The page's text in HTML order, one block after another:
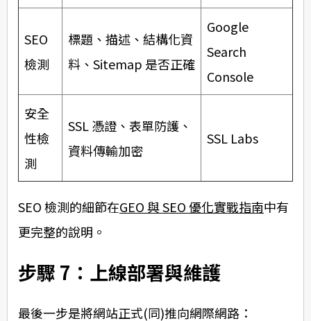
SEO
檢測
標題、描述、結構化資
料、Sitemap 是否正確
Google
Search
Console
安全
性檢
測
SSL 憑證、表單防護、
資料傳輸加密
SSL Labs
SEO 檢測的細節在GEO 與 SEO 優化實戰指南中有
更完整的說明。
步驟 7：上線部署與維護
最後一步是將網站正式(同)推向網際網路：